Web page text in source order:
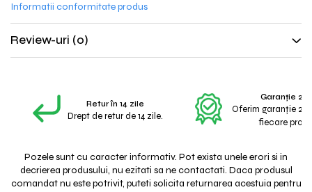
Informatii conformitate produs
Review-uri (0)
Retur în 14 zile
Drept de retur de 14 zile.
Garanție 2
Oferim garanție 2
fiecare
Pozele sunt cu caracter informativ. Pot exista unele erori si in
decrierea produsului, nu ezitati sa ne contactati. Daca produsul
comandat nu este potrivit, puteti solicita returnarea acestuia pentru